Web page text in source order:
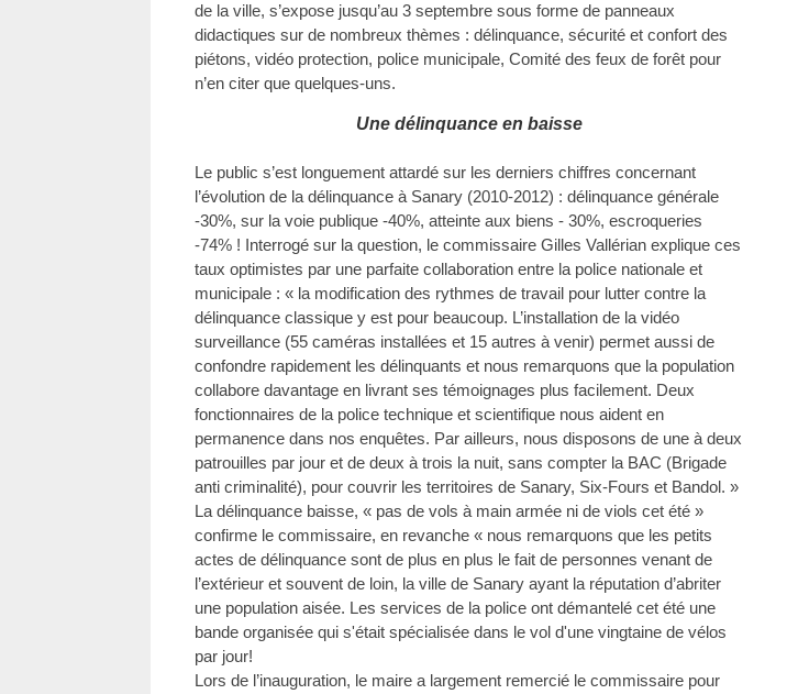
de la ville, s’expose jusqu’au 3 septembre sous forme de panneaux
didactiques sur de nombreux thèmes : délinquance, sécurité et confort des
piétons, vidéo protection, police municipale, Comité des feux de forêt pour
n’en citer que quelques-uns.
Une délinquance en baisse
Le public s’est longuement attardé sur les derniers chiffres concernant
l’évolution de la délinquance à Sanary (2010-2012) : délinquance générale
-30%, sur la voie publique -40%, atteinte aux biens - 30%, escroqueries
-74% ! Interrogé sur la question, le commissaire Gilles Vallérian explique ces
taux optimistes par une parfaite collaboration entre la police nationale et
municipale : « la modification des rythmes de travail pour lutter contre la
délinquance classique y est pour beaucoup. L’installation de la vidéo
surveillance (55 caméras installées et 15 autres à venir) permet aussi de
confondre rapidement les délinquants et nous remarquons que la population
collabore davantage en livrant ses témoignages plus facilement. Deux
fonctionnaires de la police technique et scientifique nous aident en
permanence dans nos enquêtes. Par ailleurs, nous disposons de une à deux
patrouilles par jour et de deux à trois la nuit, sans compter la BAC (Brigade
anti criminalité), pour couvrir les territoires de Sanary, Six-Fours et Bandol. »
La délinquance baisse, « pas de vols à main armée ni de viols cet été »
confirme le commissaire, en revanche « nous remarquons que les petits
actes de délinquance sont de plus en plus le fait de personnes venant de
l’extérieur et souvent de loin, la ville de Sanary ayant la réputation d’abriter
une population aisée. Les services de la police ont démantelé cet été une
bande organisée qui s'était spécialisée dans le vol d'une vingtaine de vélos
par jour!
Lors de l’inauguration, le maire a largement remercié le commissaire pour